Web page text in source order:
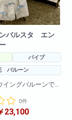
バルスタ エン
パイプ
バルーン
イングバルーンで
リルに可愛いリ
商品です。
0件
23,100